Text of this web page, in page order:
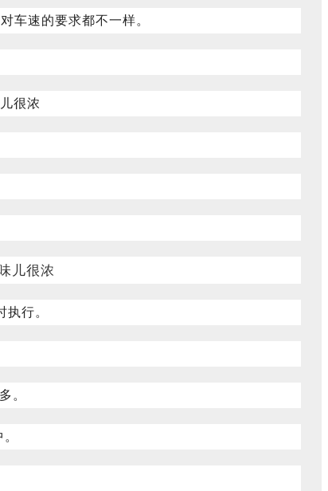
车速的要求都不一样。
行。
。